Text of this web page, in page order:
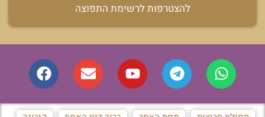
להצטרפות לרשימת התפוצה